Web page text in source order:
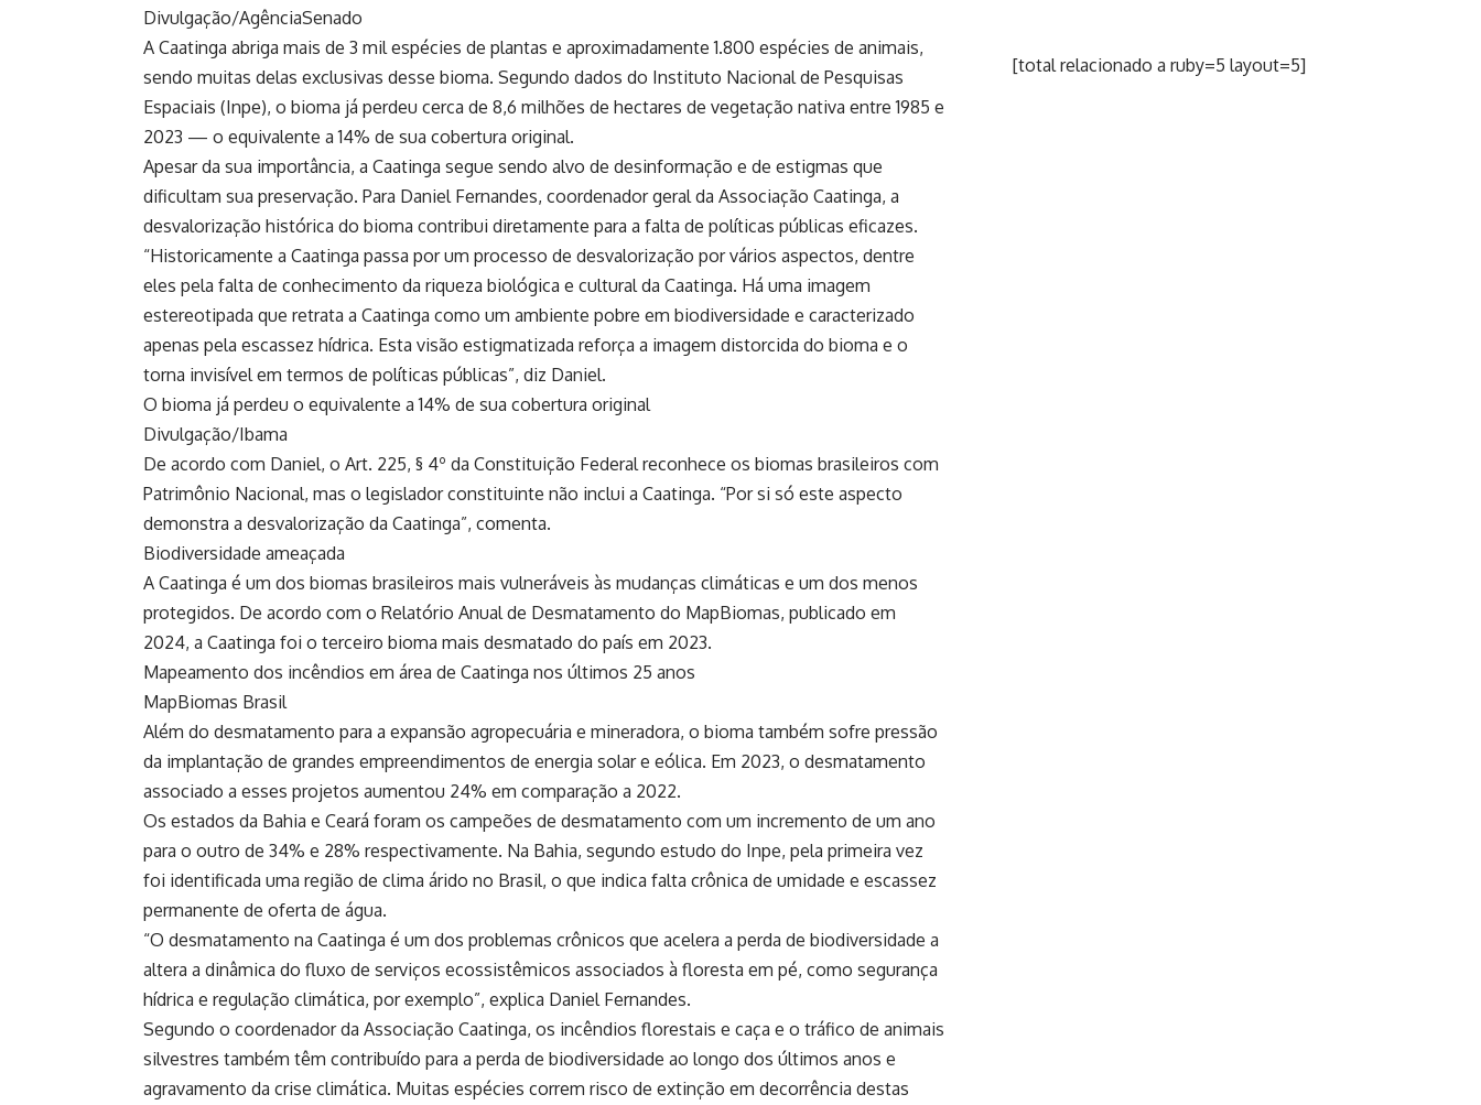
Divulgação/AgênciaSenado
A Caatinga abriga mais de 3 mil espécies de plantas e aproximadamente 1.800 espécies de animais,
sendo muitas delas exclusivas desse bioma. Segundo dados do Instituto Nacional de Pesquisas
Espaciais (Inpe), o bioma já perdeu cerca de 8,6 milhões de hectares de vegetação nativa entre 1985 e
2023 — o equivalente a 14% de sua cobertura original.
Apesar da sua importância, a Caatinga segue sendo alvo de desinformação e de estigmas que
dificultam sua preservação. Para Daniel Fernandes, coordenador geral da Associação Caatinga, a
desvalorização histórica do bioma contribui diretamente para a falta de políticas públicas eficazes.
“Historicamente a Caatinga passa por um processo de desvalorização por vários aspectos, dentre
eles pela falta de conhecimento da riqueza biológica e cultural da Caatinga. Há uma imagem
estereotipada que retrata a Caatinga como um ambiente pobre em biodiversidade e caracterizado
apenas pela escassez hídrica. Esta visão estigmatizada reforça a imagem distorcida do bioma e o
torna invisível em termos de políticas públicas”, diz Daniel.
O bioma já perdeu o equivalente a 14% de sua cobertura original
Divulgação/Ibama
De acordo com Daniel, o Art. 225, § 4º da Constituição Federal reconhece os biomas brasileiros com
Patrimônio Nacional, mas o legislador constituinte não inclui a Caatinga. “Por si só este aspecto
demonstra a desvalorização da Caatinga”, comenta.
Biodiversidade ameaçada
A Caatinga é um dos biomas brasileiros mais vulneráveis às mudanças climáticas e um dos menos
protegidos. De acordo com o Relatório Anual de Desmatamento do MapBiomas, publicado em
2024, a Caatinga foi o terceiro bioma mais desmatado do país em 2023.
Mapeamento dos incêndios em área de Caatinga nos últimos 25 anos
MapBiomas Brasil
Além do desmatamento para a expansão agropecuária e mineradora, o bioma também sofre pressão
da implantação de grandes empreendimentos de energia solar e eólica. Em 2023, o desmatamento
associado a esses projetos aumentou 24% em comparação a 2022.
Os estados da Bahia e Ceará foram os campeões de desmatamento com um incremento de um ano
para o outro de 34% e 28% respectivamente. Na Bahia, segundo estudo do Inpe, pela primeira vez
foi identificada uma região de clima árido no Brasil, o que indica falta crônica de umidade e escassez
permanente de oferta de água.
“O desmatamento na Caatinga é um dos problemas crônicos que acelera a perda de biodiversidade a
altera a dinâmica do fluxo de serviços ecossistêmicos associados à floresta em pé, como segurança
hídrica e regulação climática, por exemplo”, explica Daniel Fernandes.
Segundo o coordenador da Associação Caatinga, os incêndios florestais e caça e o tráfico de animais
silvestres também têm contribuído para a perda de biodiversidade ao longo dos últimos anos e
agravamento da crise climática. Muitas espécies correm risco de extinção em decorrência destas
[total relacionado a ruby=5 layout=5]